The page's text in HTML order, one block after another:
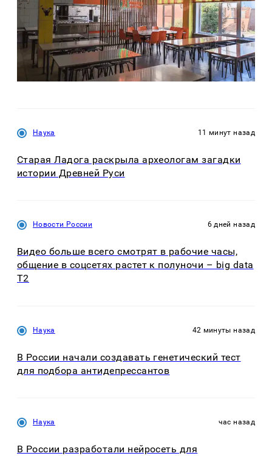
Наука 11 минут назад
Старая Ладога раскрыла археологам загадки
истории Древней Руси
Новости России 6 дней назад
Видео больше всего смотрят в рабочие часы,
общение в соцсетях растет к полуночи – big data
T2
Наука 42 минуты назад
В России начали создавать генетический тест
для подбора антидепрессантов
Наука час назад
В России разработали нейросеть для